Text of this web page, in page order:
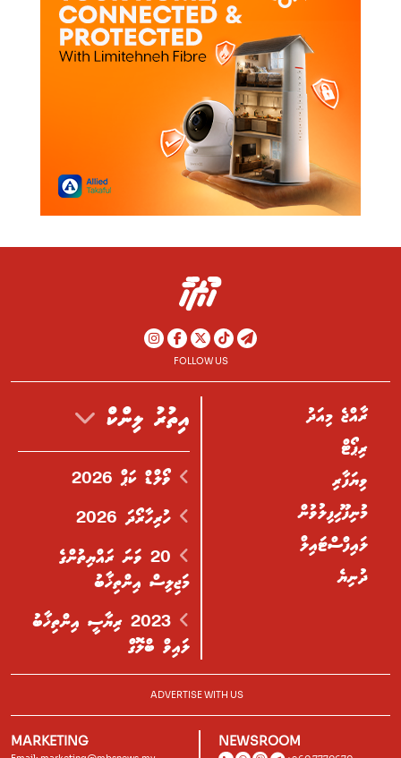
FOLLOW US
ރާއްޖެ މިއަދު
ރިޕޯޓް
ވިޔަފާރި
މުނިފޫހިފިލުވުން
ލައިފްސްޓައިލް
ދުނިޔެ
އިތުރު ލިންކް
ވޯލްޑް ކަޕް 2026
ހުރިހާރޯދަ 2026
20 ވަނަ ރައްޔިތުންގެ
މަޖިލިސް އިންތިޚާބު
2023 ރިޔާސީ އިންތިޚާބު
ލައިވް ބްލޮގް
ADVERTISE WITH US
MARKETING NEWSROOM